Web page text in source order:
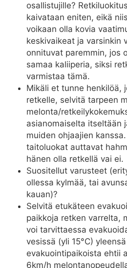
osallistujille?
kaivataan eniten, eikä
voikaan olla kovia
keskivaikeat ja varsinkin
onnituvat paremmin, jos
samaa kaliiperia, siksi
varmistaa tämä.
Mikäli et tunne henkilöä,
retkelle, selvitä tarpeen
melonta/
asianomaiselta itseltään
muiden ohjaajien
taitoluokat auttavat
hänen olla retkellä vai ei.
Suositellut varusteet
ollessa kylmää, tai
kauan)?
Selvitä etukäteen
paikkoja retken varrelta,
voi tarvittaessa
vesissä (yli 15°C)
evakuointipaikoista ehtii
6km/h